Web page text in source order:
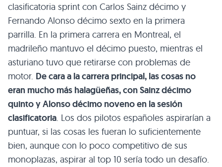
clasificatoria sprint con Carlos Sainz décimo y
Fernando Alonso décimo sexto en la primera
parrilla. En la primera carrera en Montreal, el
madrileño mantuvo el décimo puesto, mientras el
asturiano tuvo que retirarse con problemas de
motor. De cara a la carrera principal, las cosas no
eran mucho más halagüeñas, con Sainz décimo
quinto y Alonso décimo noveno en la sesión
clasificatoria. Los dos pilotos españoles aspirarían a
puntuar, si las cosas les fueran lo suficientemente
bien, aunque con lo poco competitivo de sus
monoplazas, aspirar al top 10 sería todo un desafío.